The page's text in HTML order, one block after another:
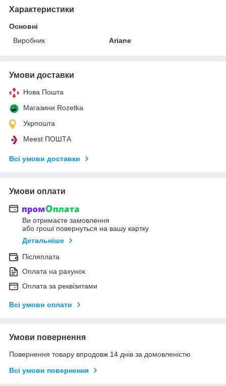
Характеристики
Основні
Виробник
Ariane
Умови доставки
Нова Пошта
Магазини Rozetka
Укрпошта
Meest ПОШТА
Всі умови доставки
Умови оплати
Ви отримаєте замовлення
або гроші повернуться на вашу картку
Детальніше
Післяплата
Оплата на рахунок
Оплата за реквізитами
Всі умови оплати
Умови повернення
Повернення товару впродовж 14 днів за домовленістю
Всі умови повернення